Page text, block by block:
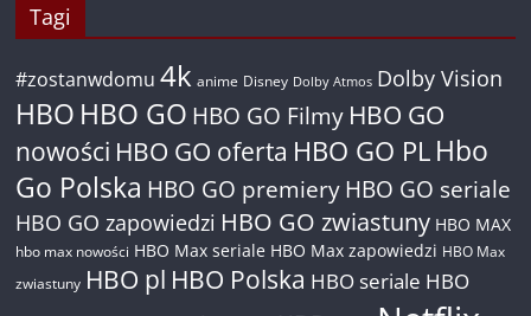
Tagi
#zostanwdomu 4k anime Disney Dolby Atmos Dolby Vision
HBO HBO GO HBO GO Filmy HBO GO
nowości HBO GO oferta HBO GO PL Hbo
Go Polska HBO GO premiery HBO GO seriale
HBO GO zapowiedzi HBO GO zwiastuny HBO MAX
hbo max nowości HBO Max seriale HBO Max zapowiedzi HBO Max
zwiastuny HBO pl HBO Polska HBO seriale HBO